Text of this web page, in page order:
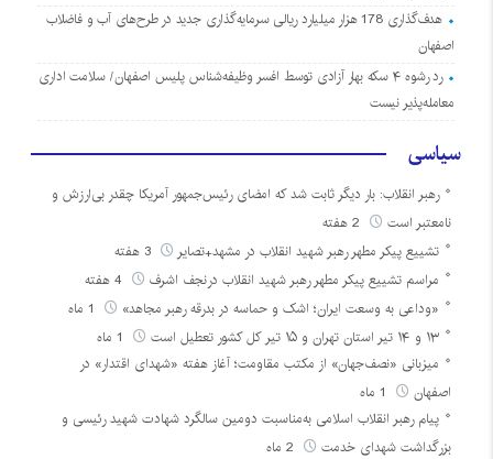
هدف‌گذاری 178 هزار میلیارد ریالی سرمایه‌گذاری جدید در طرح‌های آب و فاضلاب
اصفهان
رد رشوه ۴ سکه بهار آزادی توسط افسر وظیفه‌شناس پلیس اصفهان/ سلامت اداری
معامله‌پذیر نیست
سیاسی
رهبر انقلاب: بار دیگر ثابت شد که امضای رئیس‌جمهور آمریکا چقدر بی‌ارزش و
نامعتبر است
تشییع پیکر مطهر رهبر شهید انقلاب در مشهد+تصایر
3 هفته
مراسم تشییع پیکر مطهر رهبر شهید انقلاب درنجف اشرف
«وداعی به وسعت ایران؛ اشک و حماسه در بدرقه رهبر مجاهد»
۱۳ و ۱۴ تیر استان تهران و ۱۵ تیر کل کشور تعطیل است
میزبانی «نصف‌جهان» از مکتب مقاومت؛ آغاز هفته «شهدای اقتدار» در
اصفهان
پیام رهبر انقلاب اسلامی به‌مناسبت دومین سالگرد شهادت شهید رئیسی و
بزرگداشت شهدای خدمت